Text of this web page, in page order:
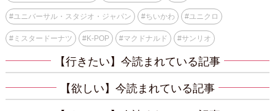
#ユニバーサル・スタジオ・ジャパン #ちいかわ #ユニクロ
#ミスタードーナツ #K-POP #マクドナルド #サンリオ
【行きたい】今読まれている記事
【欲しい】今読まれている記事